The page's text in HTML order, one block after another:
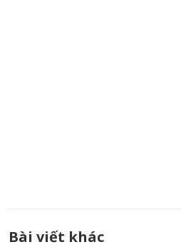
Bài viết khác